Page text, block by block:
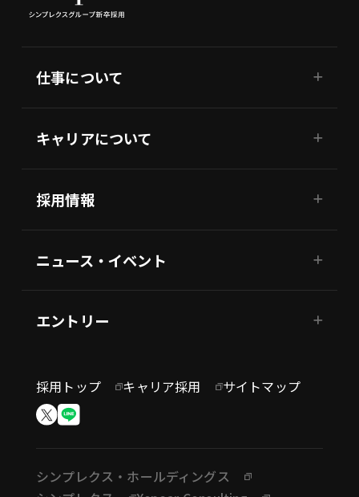
仕事について
キャリアについて
採用情報
ニュース・イベント
エントリー
採用トップ キャリア採用 サイトマップ
シンプレクス・ホールディングス